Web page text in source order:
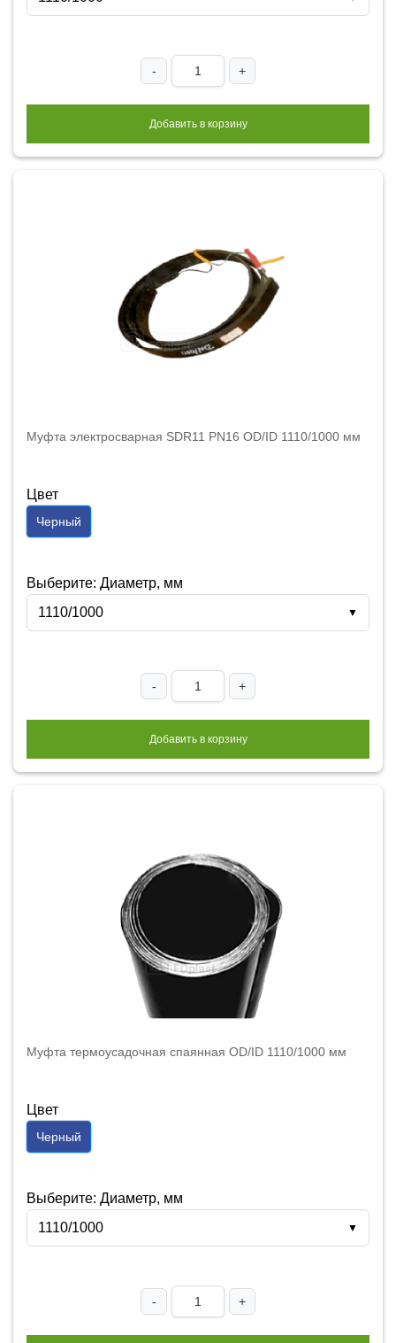
- +
Добавить в корзину
Муфта электросварная SDR11 PN16 OD/ID 1110/1000 мм
Цвет
Черный
Выберите: Диаметр, мм
1110/1000
▼
- +
Добавить в корзину
Муфта термоусадочная спаянная OD/ID 1110/1000 мм
Цвет
Черный
Выберите: Диаметр, мм
1110/1000
▼
- +